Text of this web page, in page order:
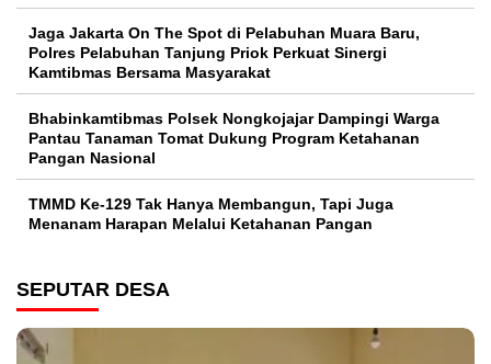
Jaga Jakarta On The Spot di Pelabuhan Muara Baru,
Polres Pelabuhan Tanjung Priok Perkuat Sinergi
Kamtibmas Bersama Masyarakat
Bhabinkamtibmas Polsek Nongkojajar Dampingi Warga
Pantau Tanaman Tomat Dukung Program Ketahanan
Pangan Nasional
TMMD Ke-129 Tak Hanya Membangun, Tapi Juga
Menanam Harapan Melalui Ketahanan Pangan
SEPUTAR DESA